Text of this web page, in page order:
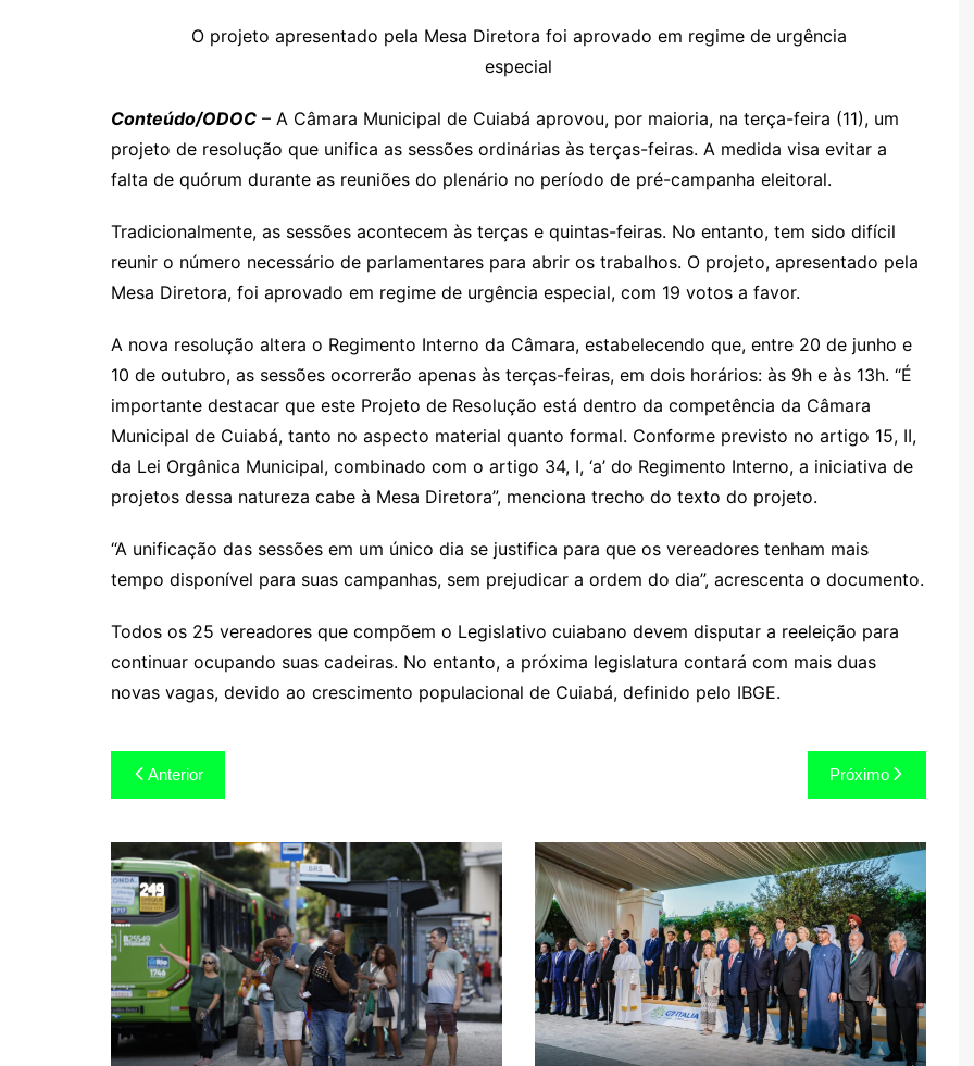
Li
n
k
at
A
p
p
e
a
m
er t
k
dI
n
ai o
gl
e
Cl
a
s
sr
o
m
s
s
e
n
g
er
s
a
g
e
lo
k.
c
o
m
y
e
h
o
M
ai
l
e
d
s
ai
O projeto apresentado pela Mesa Diretora foi aprovado em regime de urgência
especial
Conteúdo/ODOC – A Câmara Municipal de Cuiabá aprovou, por maioria, na terça-feira (11), um
projeto de resolução que unifica as sessões ordinárias às terças-feiras. A medida visa evitar a
falta de quórum durante as reuniões do plenário no período de pré-campanha eleitoral.
Tradicionalmente, as sessões acontecem às terças e quintas-feiras. No entanto, tem sido difícil
reunir o número necessário de parlamentares para abrir os trabalhos. O projeto, apresentado pela
Mesa Diretora, foi aprovado em regime de urgência especial, com 19 votos a favor.
A nova resolução altera o Regimento Interno da Câmara, estabelecendo que, entre 20 de junho e
10 de outubro, as sessões ocorrerão apenas às terças-feiras, em dois horários: às 9h e às 13h. “É
importante destacar que este Projeto de Resolução está dentro da competência da Câmara
Municipal de Cuiabá, tanto no aspecto material quanto formal. Conforme previsto no artigo 15, II,
da Lei Orgânica Municipal, combinado com o artigo 34, I, ‘a’ do Regimento Interno, a iniciativa de
projetos dessa natureza cabe à Mesa Diretora”, menciona trecho do texto do projeto.
“A unificação das sessões em um único dia se justifica para que os vereadores tenham mais
tempo disponível para suas campanhas, sem prejudicar a ordem do dia”, acrescenta o documento.
Todos os 25 vereadores que compõem o Legislativo cuiabano devem disputar a reeleição para
continuar ocupando suas cadeiras. No entanto, a próxima legislatura contará com mais duas
novas vagas, devido ao crescimento populacional de Cuiabá, definido pelo IBGE.
Navegação
de
Post
Anterior Próximo